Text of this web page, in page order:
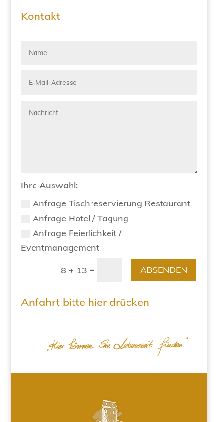
Kontakt
Ihre Auswahl:
Anfrage Tischreservierung Restaurant
Anfrage Hotel / Tagung
Anfrage Feierlichkeit /
Eventmanagement
8 + 13 = ABSENDEN
Anfahrt bitte hier drücken